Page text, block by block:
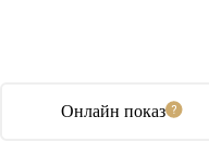
Онлайн показ